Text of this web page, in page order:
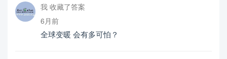
我 收藏了答案
6月前
全球变暖 会有多可怕？